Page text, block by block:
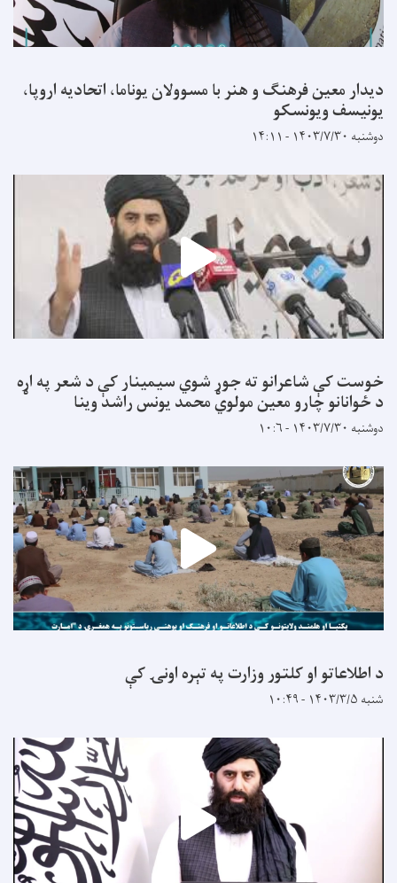
دیدار معین فرهنگ و هنر با مسوولان یوناما، اتحادیه اروپا،
یونیسف ویونسکو
دوشنبه ۱۴۰۳/۷/۳۰ - ۱۴:۱۱
خوست کې شاعرانو ته جوړ شوي سیمینار کې د شعر په اړه
د ځوانانو چارو معین مولوي محمد یونس راشد وینا
دوشنبه ۱۴۰۳/۷/۳۰ - ۱۰:۶
د اطلاعاتو او کلتور وزارت په تېره اونۍ کې
شنبه ۱۴۰۳/۳/۵ - ۱۰:۴۹